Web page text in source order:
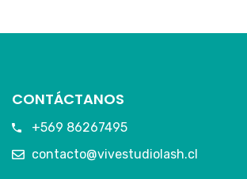
CONTÁCTANOS
+569 86267495
contacto@vivestudiolash.cl